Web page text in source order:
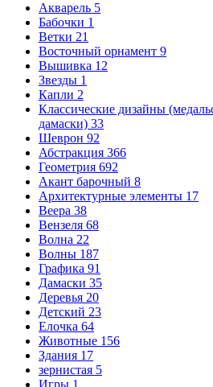
Акварель 5
Бабочки 1
Ветки 21
Восточный орнамент 9
Вышивка 12
Звезды 1
Капли 2
Классические дизайны
дамаски) 33
Шеврон 92
Абстракция 366
Геометрия 692
Акант барочный 8
Архитектурные элементы 17
Веера 38
Вензеля 68
Волна 22
Волны 187
Графика 91
Дамаски 35
Деревья 20
Детский 23
Елочка 64
Животные 156
Здания 17
зернистая 5
Игры 1